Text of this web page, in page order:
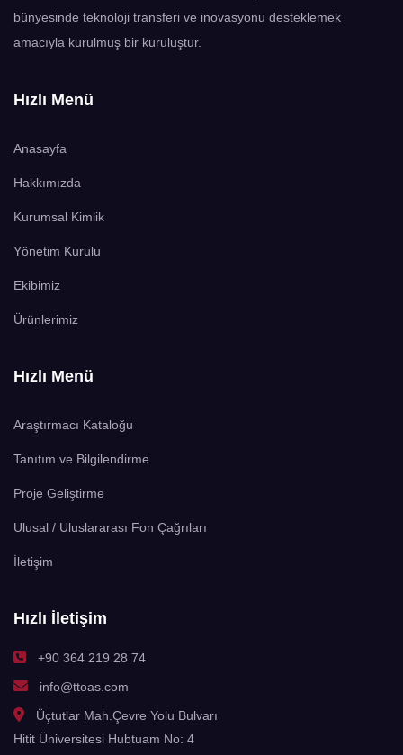
bünyesinde teknoloji transferi ve inovasyonu desteklemek
amacıyla kurulmuş bir kuruluştur.
Hızlı Menü
Anasayfa
Hakkımızda
Kurumsal Kimlik
Yönetim Kurulu
Ekibimiz
Ürünlerimiz
Hızlı Menü
Araştırmacı Kataloğu
Tanıtım ve Bilgilendirme
Proje Geliştirme
Ulusal / Uluslararası Fon Çağrıları
İletişim
Hızlı İletişim
+90 364 219 28 74
info@ttoas.com
Üçtutlar Mah.Çevre Yolu Bulvarı
Hitit Üniversitesi Hubtuam No: 4